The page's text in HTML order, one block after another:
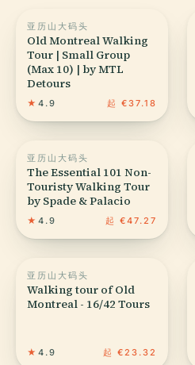
亚历山大码头
Old Montreal Walking
Tour | Small Group
(Max 10) | by MTL
Detours
★ 4.9 起 €37.18
亚历山大码头
The Essential 101 Non-
Touristy Walking Tour
by Spade & Palacio
★ 4.9 起 €47.27
亚历山大码头
Walking tour of Old
Montreal - 16/42 Tours
★ 4.9 起 €23.32